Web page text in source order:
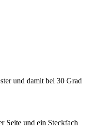
und damit bei 30 Grad
Seite und ein Steckfach